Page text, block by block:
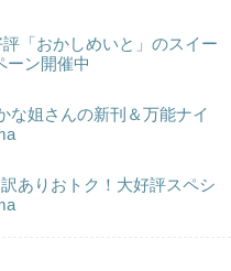
評「おかしめいと」のスイー
ーン開催中
な姐さんの新刊＆万能ナイ
ありおトク！大好評スペシ